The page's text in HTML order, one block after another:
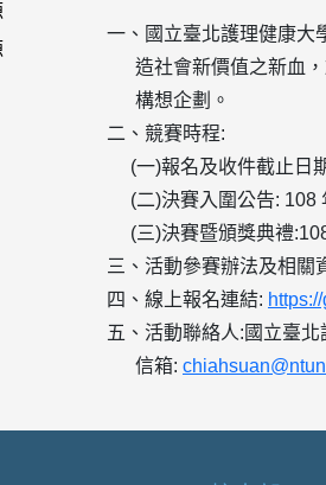
一、國立臺北護理健康大
造社會新價值之新血，
構想企劃。
二、競賽時程:
(一)報名及收件截止日
(二)決賽入圍公告: 108
(三)決賽暨頒獎典禮
三、活動參賽辦法及相關
四、線上報名連結:
五、活動聯絡人:國立臺
信箱: